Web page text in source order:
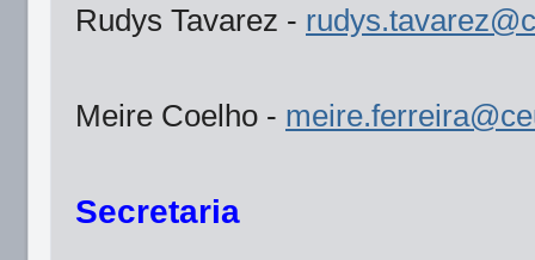
Rudys Tavarez -
Meire Coelho -
Secretaria